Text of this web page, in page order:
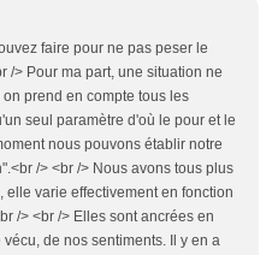
faire pour ne pas peser le
/> Pour ma part, une situation ne
prend en compte tous les
seul paramètre d'où le pour et le
nous pouvons établir notre
/> <br /> Nous avons tous plus
elle varie effectivement en fonction
/> <br /> Elles sont ancrées en
de nos sentiments. Il y en a